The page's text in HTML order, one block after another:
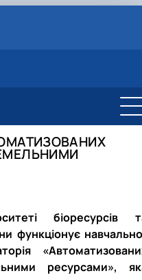
систем
середовищеробіт
гурток “Інноваційні
про роботу гуртка
гуртка
НПП
біоресурсів
функціонує
ресурсами»,